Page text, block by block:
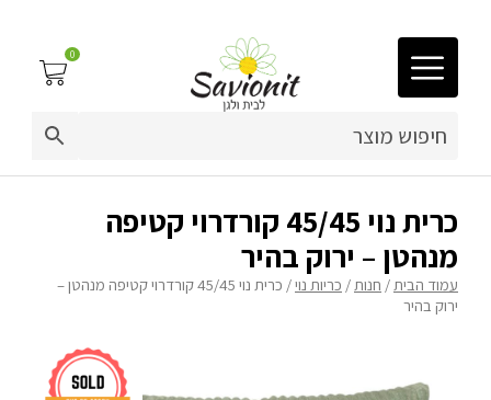
03-9212883
פינות זולה
0
כרית נוי 45/45 קורדרוי קטיפה
מנהטן – ירוק בהיר
עמוד הבית/ חנות/ כריות נוי
/ כרית נוי 45/45 קורדרוי קטיפה מנהטן –
ירוק בהיר